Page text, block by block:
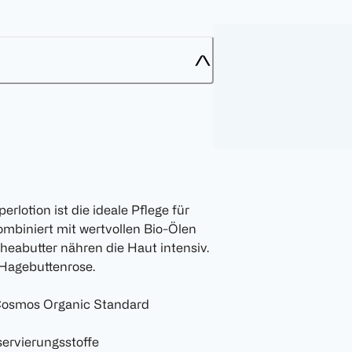
ist die ideale Pflege für
mit wertvollen Bio-Ölen
nähren die Haut intensiv.
Organic Standard